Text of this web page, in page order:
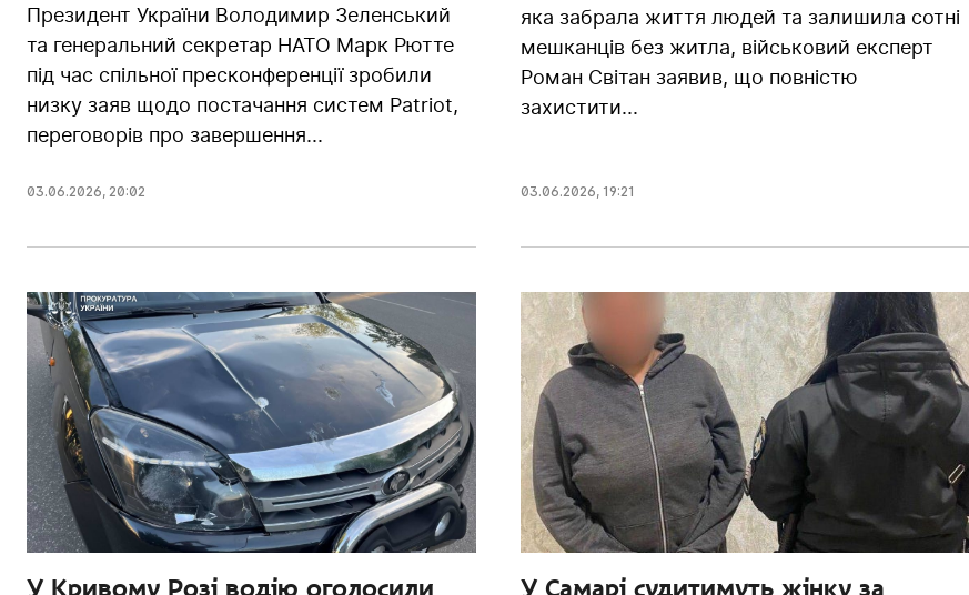
Президент України Володимир Зеленський
та генеральний секретар НАТО Марк Рютте
під час спільної пресконференції зробили
низку заяв щодо постачання систем Patriot,
переговорів про завершення...
03.06.2026, 20:02
яка забрала життя людей та залишила сотні
мешканців без житла, військовий експерт
Роман Світан заявив, що повністю
захистити...
03.06.2026, 19:21
У Кривому Розі водію оголосили
У Самарі судитимуть жінку за